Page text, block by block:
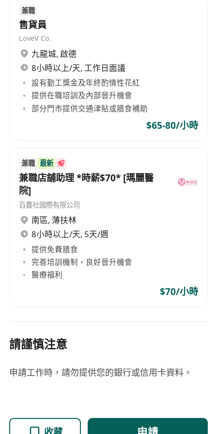
兼職
售貨員
LoveV Co.
九龍城, 啟德
8小時以上/天, 工作日面議
設有勤工獎金及年終酌情性花紅
提供在職培訓及內部晉升機會
部分門市提供交通津貼或膳食補助
$65-80/小時
兼職 最新
兼職店舖助理 *時薪$70* [瑪麗醫
院]
百農社國際有限公司
南區, 薄扶林
8小時以上/天, 5天/週
提供免費膳食
完善培訓機制，良好晉升機會
醫療福利
$70/小時
請謹慎注意
申請工作時，請勿提供您的銀行或信用卡資料。